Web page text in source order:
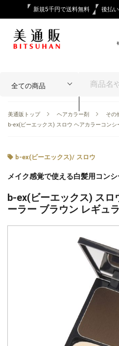
新規5千円で送料無料 後払
美通販トップ ヘアカラー剤
その
b-ex(ビーエックス) スロウ ヘアカラーコン
b-ex(ビーエックス)/ スロウ
メイク感覚で使える白髪用コン
b-ex(ビーエックス) スロ
ーラー ブラウン レギュ